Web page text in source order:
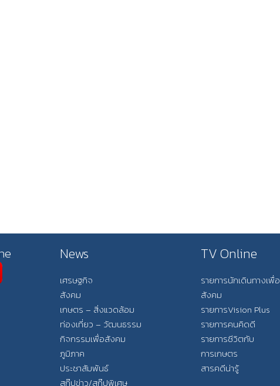
News
เศรษฐกิจ
สังคม
เกษตร – สิ่งแวดล้อม
ท่องเที่ยว – วัฒนธรรม
กิจกรรมเพื่อสังคม
ภูมิภาค
ประชาสัมพันธ์
สกู๊ปข่าว/สกู๊ปพิเศษ
TV Online
รายการนักเดินทางเพื่อ
สังคม
รายการVision Plus
รายการคนคิดดี
รายการชีวิตกับ
การเกษตร
สารคดีน่ารู้